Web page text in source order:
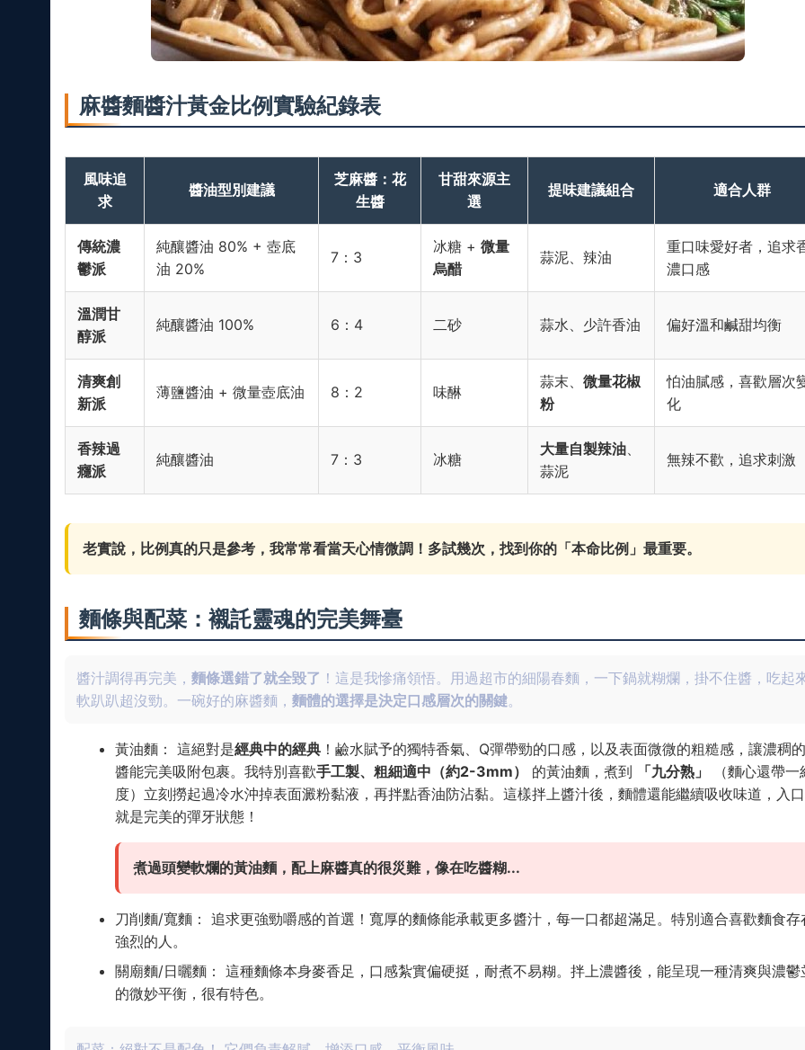
麻醬麵醬汁黃金比例實驗紀錄表
風味追
求
醬油型別建議
芝麻醬：花
生醬
甘甜來源主
選
提味建議組合 適合人群
傳統濃
鬱派
純釀醬油 80% + 壺底
油 20%
7：3
冰糖 + 微量
烏醋
蒜泥、辣油
重口味愛好者，追求
濃口感
溫潤甘
醇派
純釀醬油 100% 6：4 二砂 蒜水、少許香油 偏好溫和鹹甜均衡
清爽創
新派
薄鹽醬油 + 微量壺底油 8：2 味醂
蒜末、 微量花椒
粉
怕油膩感，喜歡層次
化
香辣過
癮派
純釀醬油 7：3 冰糖
大量自製辣油、
蒜泥
無辣不歡，追求刺激
老實說，比例真的只是參考，我常常看當天心情微調！多試幾次，找到你的「本命比例」最重要。
麵條與配菜：襯託靈魂的完美舞臺
醬汁調得再完美， 麵條選錯了就全毀了 ！這是我慘痛領悟。用過超市的細陽春麵，一下鍋就糊爛，掛不住醬，吃起
軟趴趴超沒勁。一碗好的麻醬麵， 麵體的選擇是決定口感層次的關鍵。
黃油麵： 這絕對是經典中的經典 ！鹼水賦予的獨特香氣、Q彈帶勁的口感，以及表面微微的粗糙感，讓濃稠
醬能完美吸附包裹。我特別喜歡手工製、粗細適中（約2-3mm） 的黃油麵，煮到 「九分熟」
（麵心還帶一
度）立刻撈起過冷水沖掉表面澱粉黏液，再拌點香油防沾黏。這樣拌上醬汁後，麵體還能繼續吸收味道，入
就是完美的彈牙狀態！
煮過頭變軟爛的黃油麵，配上麻醬真的很災難，像在吃醬糊...
刀削麵/寬麵： 追求更強勁嚼感的首選！寬厚的麵條能承載更多醬汁，每一口都超滿足。特別適合喜歡麵食存
強烈的人。
關廟麵/日曬麵： 這種麵條本身麥香足，口感紮實偏硬挺，耐煮不易糊。拌上濃醬後，能呈現一種清爽與濃鬱
的微妙平衡，很有特色。